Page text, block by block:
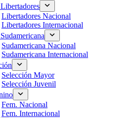
Libertadores Nacional
Libertadores Internacional
Sudamericana Nacional
Sudamericana Internacional
Selección Mayor
Selección Juvenil
Fem. Nacional
Fem. Internacional